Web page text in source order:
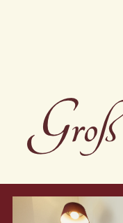
Walderlebnis
Rosenromantik